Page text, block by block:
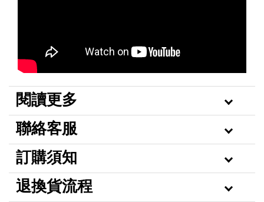
閱讀更多
聯絡客服
訂購須知
退換貨流程